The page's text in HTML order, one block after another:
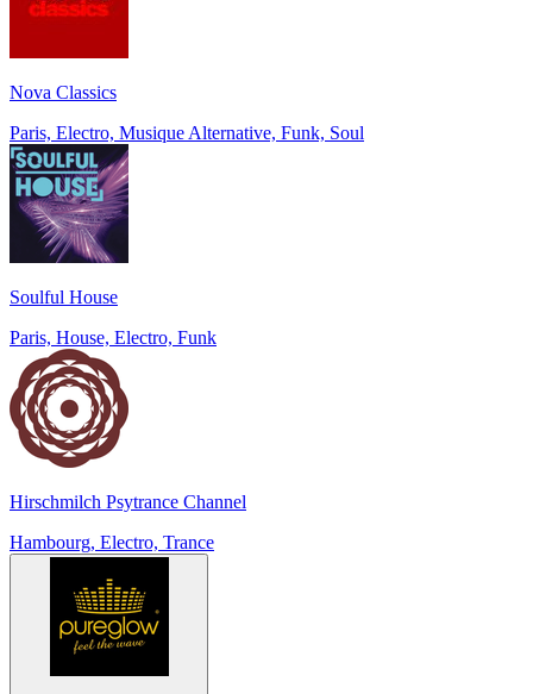
Nova Classics
Paris, Electro, Musique Alternative, Funk, Soul
Soulful House
Paris, House, Electro, Funk
Hirschmilch Psytrance Channel
Hambourg, Electro, Trance